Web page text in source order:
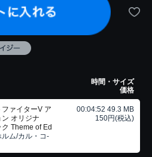
時間・サイズ
価格
ファイターV ア
オリジナ
Theme of Ed
ム/カル・コ-
00:04:52 49.3 MB
150円(税込)